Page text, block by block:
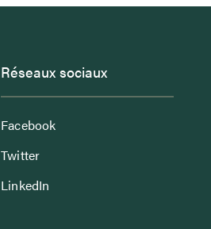
Réseaux sociaux
Facebook
Twitter
LinkedIn